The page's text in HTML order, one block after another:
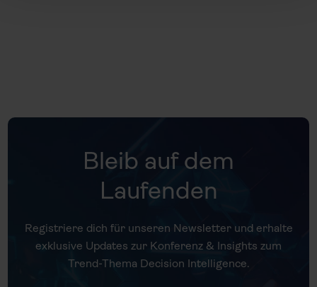
Bleib auf dem
Laufenden
Registriere dich für unseren Newsletter und erhalte
exklusive Updates zur Konferenz & Insights zum
Trend-Thema Decision Intelligence.